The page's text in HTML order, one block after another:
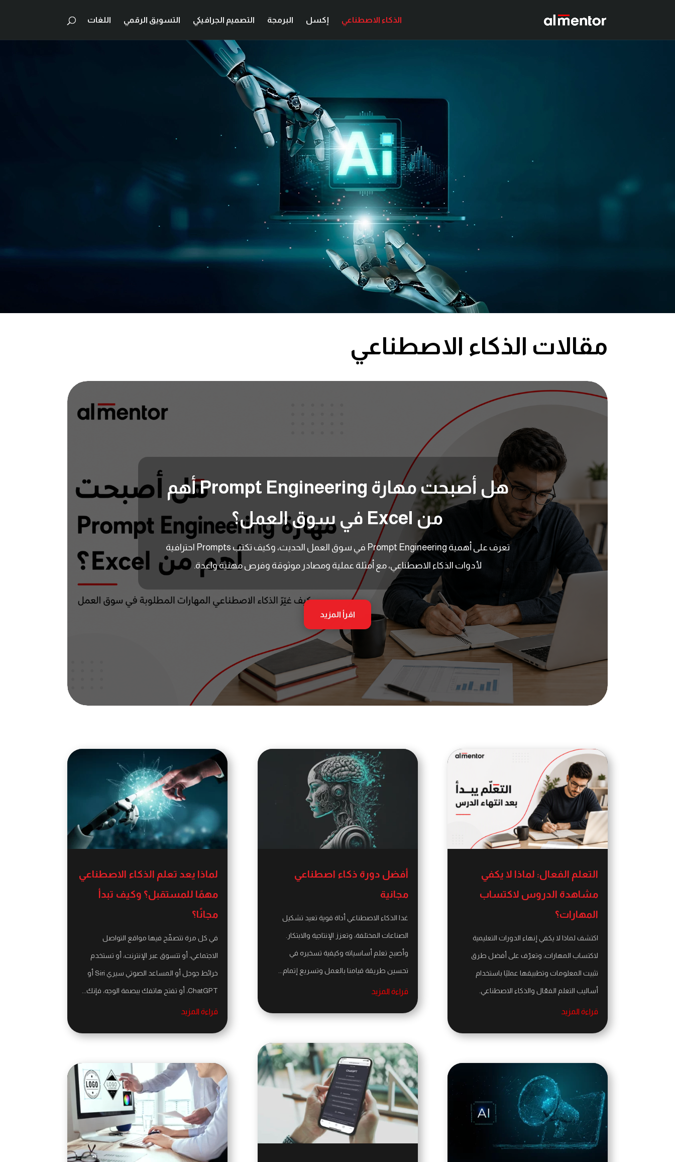
الذكاء الاصطناعي إكسل البرمجة التصميم الجرافيكي التسويق الرقمي اللغات
مقالات الذكاء الاصطناعي
هل أصبحت مهارة Prompt Engineering أهم
من Excel في سوق العمل؟
تعرف على أهمية Prompt Engineering في سوق العمل الحديث، وكيف تكتب Prompts احترافية
لأدوات الذكاء الاصطناعي، مع أمثلة عملية ومصادر موثوقة وفرص مهنية واعدة.
اقرأ المزيد
التعلم الفعال: لماذا لا يكفي
مشاهدة الدروس لاكتساب
المهارات؟
اكتشف لماذا لا يكفي إنهاء الدورات التعليمية
لاكتساب المهارات، وتعرّف على أفضل طرق
تثبيت المعلومات وتطبيقها عمليًا باستخدام
أساليب التعلم الفعّال والذكاء الاصطناعي.
قراءة المزيد
أفضل دورة ذكاء اصطناعي
مجانية
غدا الذكاء الاصطناعي أداة قوية تعيد تشكيل
الصناعات المختلفة، وتعزز الإنتاجية والابتكار.
وأصبح تعلم أساسياته وكيفية تسخيره في
تحسين طريقة قيامنا بالعمل وتسريع إتمام...
قراءة المزيد
لماذا يعد تعلم الذكاء الاصطناعي
مهمًا للمستقبل؟ وكيف تبدأ
مجانًا؟
في كل مرة تتصفّح فيها مواقع التواصل
الاجتماعي، أو تتسوق عبر الإنترنت، أو تستخدم
خرائط جوجل أو المساعد الصوتي سيري Siri أو
ChatGPT، أو تفتح هاتفك ببصمة الوجه، فإنك...
قراءة المزيد